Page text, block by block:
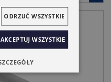
AKCEPTUJ WSZYSTKIE
ODRZUĆ WSZYSTKIE